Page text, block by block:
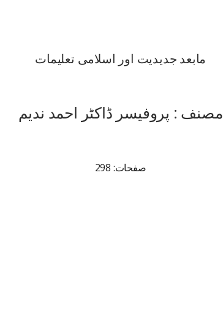
مابعد جدیدیت اور اسلامی تعلیمات
مصنف : پروفیسر ڈاکٹر احمد ندیم
صفحات: 298